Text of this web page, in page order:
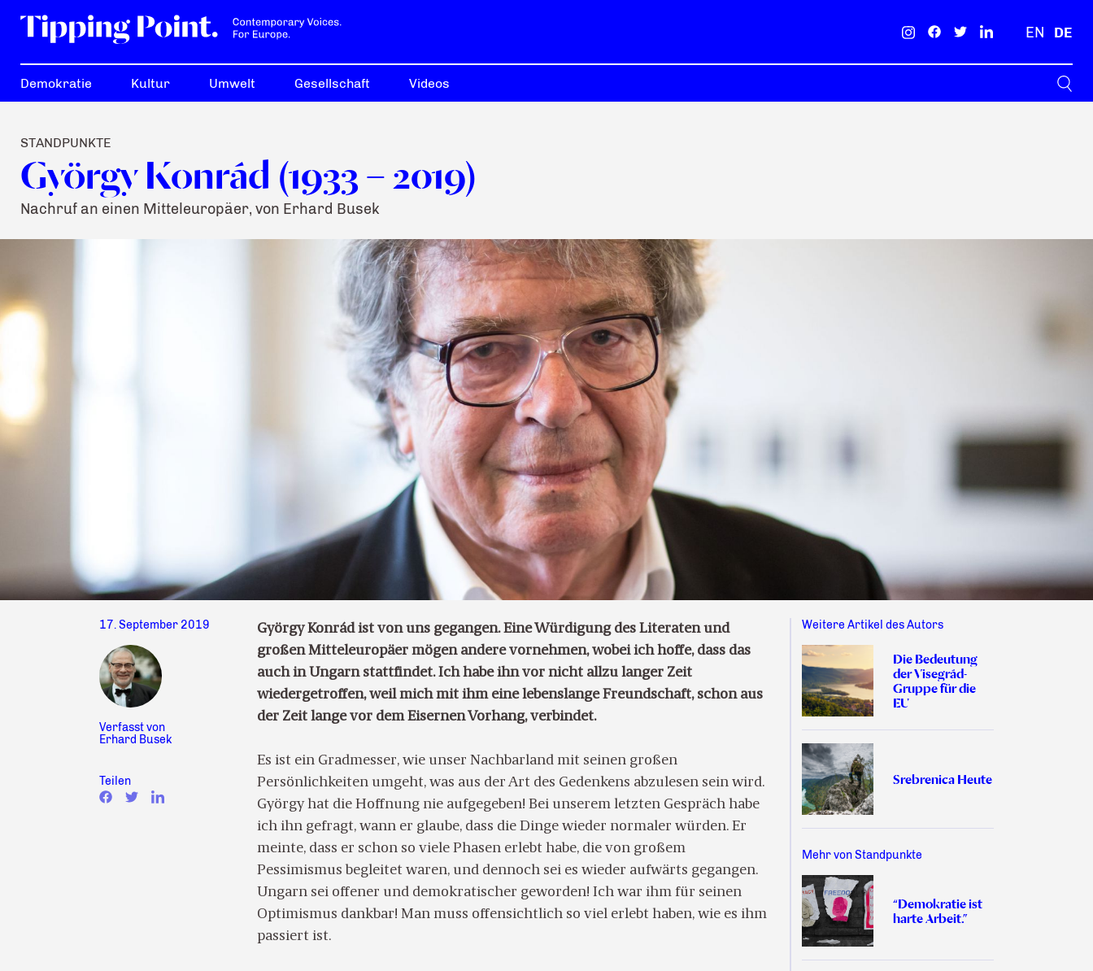
EN DE
Demokratie Kultur Umwelt Gesellschaft Videos
STANDPUNKTE
György Konrád (1933 – 2019)
Nachruf an einen Mitteleuropäer, von Erhard Busek
17. September 2019
Verfasst von
Erhard Busek
Teilen
György Konrád ist von uns gegangen. Eine Würdigung des Literaten und
großen Mitteleuropäer mögen andere vornehmen, wobei ich hoffe, dass das
auch in Ungarn stattfindet. Ich habe ihn vor nicht allzu langer Zeit
wiedergetroffen, weil mich mit ihm eine lebenslange Freundschaft, schon aus
der Zeit lange vor dem Eisernen Vorhang, verbindet.
Es ist ein Gradmesser, wie unser Nachbarland mit seinen großen
Persönlichkeiten umgeht, was aus der Art des Gedenkens abzulesen sein wird.
György hat die Hoffnung nie aufgegeben! Bei unserem letzten Gespräch habe
ich ihn gefragt, wann er glaube, dass die Dinge wieder normaler würden. Er
meinte, dass er schon so viele Phasen erlebt habe, die von großem
Pessimismus begleitet waren, und dennoch sei es wieder aufwärts gegangen.
Ungarn sei offener und demokratischer geworden! Ich war ihm für seinen
Optimismus dankbar! Man muss offensichtlich so viel erlebt haben, wie es ihm
passiert ist.
Weitere Artikel des Autors
Die Bedeutung
der Visegrád-
Gruppe für die
EU
Srebrenica Heute
Mehr von Standpunkte
“Demokratie ist
harte Arbeit.”